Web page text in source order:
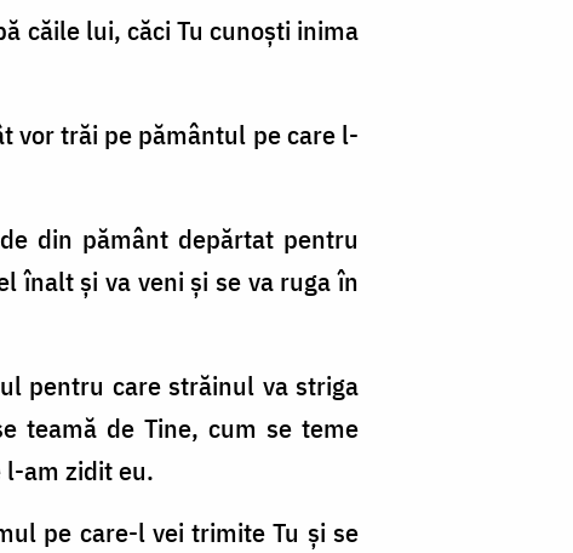
căile lui, căci Tu cunoşti inima
vor trăi pe pământul pe care l-
din pământ depărtat pentru
înalt şi va veni şi se va ruga în
pentru care străinul va striga
teamă de Tine, cum se teme
l-am zidit eu.
pe care-l vei trimite Tu şi se